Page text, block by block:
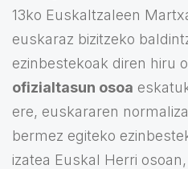
13ko Euskaltzaleen
euskaraz bizitzeko
ezinbestekoak diren hiru
ofizialtasun osoa
ere, euskararen
bermez egiteko
izatea Euskal Herri